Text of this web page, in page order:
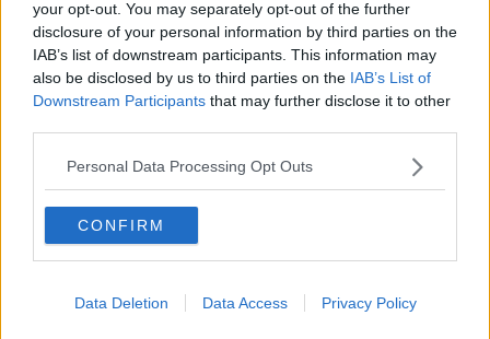
your opt-out. You may separately opt-out of the further
disclosure of your personal information by third parties on the
IAB’s list of downstream participants. This information may
also be disclosed by us to third parties on the IAB’s List of
Downstream Participants that may further disclose it to other
Personal Data Processing Opt Outs
CONFIRM
Data Deletion Data Access Privacy Policy
Ti potrebbe interessare anche:
​Ricciotti Ensemble: ovunque e per tutti